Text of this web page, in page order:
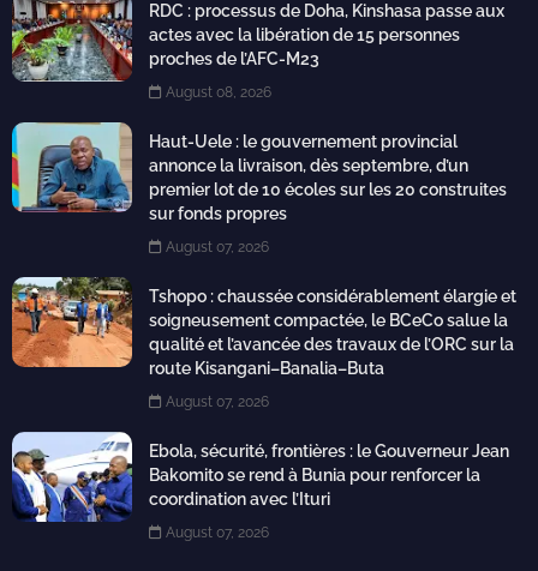
RDC : processus de Doha, Kinshasa passe aux
actes avec la libération de 15 personnes
proches de l’AFC-M23
August 08, 2026
Haut-Uele : le gouvernement provincial
annonce la livraison, dès septembre, d’un
premier lot de 10 écoles sur les 20 construites
sur fonds propres
August 07, 2026
Tshopo : chaussée considérablement élargie et
soigneusement compactée, le BCeCo salue la
qualité et l’avancée des travaux de l’ORC sur la
route Kisangani–Banalia–Buta
August 07, 2026
Ebola, sécurité, frontières : le Gouverneur Jean
Bakomito se rend à Bunia pour renforcer la
coordination avec l’Ituri
August 07, 2026